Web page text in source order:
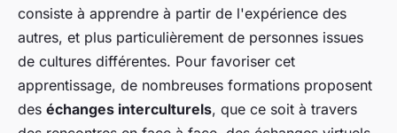
consiste à apprendre à partir de l'expérience des
autres, et plus particulièrement de personnes issues
de cultures différentes. Pour favoriser cet
apprentissage, de nombreuses formations proposent
des échanges interculturels, que ce soit à travers